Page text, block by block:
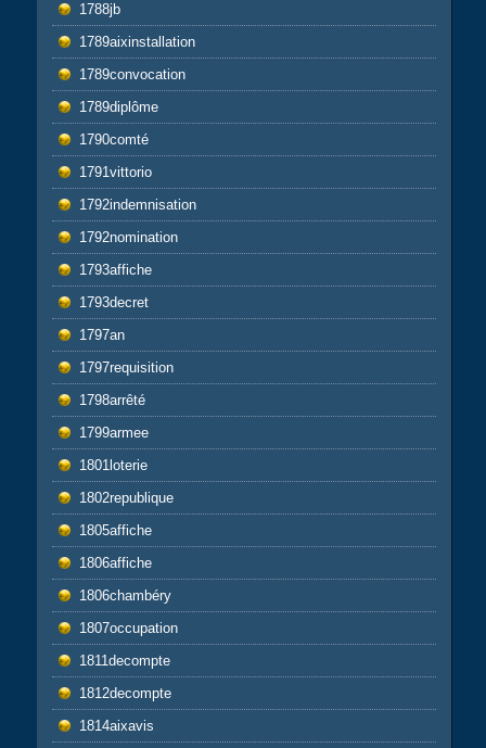
1788jb
1789aixinstallation
1789convocation
1789diplôme
1790comté
1791vittorio
1792indemnisation
1792nomination
1793affiche
1793decret
1797an
1797requisition
1798arrêté
1799armee
1801loterie
1802republique
1805affiche
1806affiche
1806chambéry
1807occupation
1811decompte
1812decompte
1814aixavis